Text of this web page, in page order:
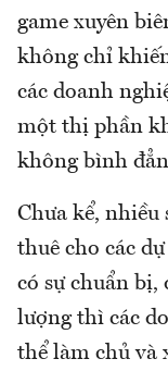
game xuyên
không chỉ
các doanh
một thị phần
không bình
Chưa kể, nhiều
thuê cho các
có sự chuẩn bị,
lượng thì các
thể làm chủ và